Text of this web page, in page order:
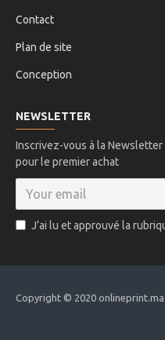
Contact
Plan de site
Conception
NEWSLETTER
Inscrivez-vous à la
pour le premier achat
J’ai lu et approuvé la
Copyright © 2020